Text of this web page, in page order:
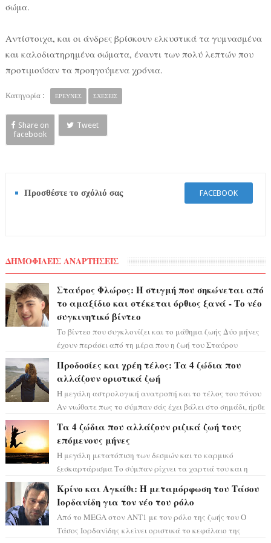
σώμα.
Αντίστοιχα, και οι άνδρες βρίσκουν ελκυστικά τα γυμνασμένα
και καλοδιατηρημένα σώματα, έναντι των πολύ λεπτών που
προτιμούσαν τα προηγούμενα χρόνια.
Κατηγορία : ΕΡΕΥΝΕΣ ΣΧΕΣΕΙΣ
Share on
facebook
Tweet
Προσθέστε το σχόλιό σας FACEBOOK
ΔΗΜΟΦΙΛΕΙΣ ΑΝΑΡΤΗΣΕΙΣ
Σταύρος Φλώρος: Η στιγμή που σηκώνεται από
το αμαξίδιο και στέκεται όρθιος ξανά - Το νέο
συγκινητικό βίντεο
Το βίντεο που συγκλονίζει και το μάθημα ζωής Δύο μήνες
έχουν περάσει από τη μέρα που η ζωή του Σταύρου
Προδοσίες και χρέη τέλος: Τα 4 ζώδια που
αλλάζουν οριστικά ζωή
Η μεγάλη αστρολογική ανατροπή και το τέλος του πόνου
Αν νιώθατε πως το σύμπαν σάς έχει βάλει στο σημάδι, ήρθε
Τα 4 ζώδια που αλλάζουν ριζικά ζωή τους
επόμενους μήνες
Η μεγάλη μετατόπιση των δεσμών και το καρμικό
ξεσκαρτάρισμα Το σύμπαν ρίχνει τα χαρτιά του και η
Κρίνο και Αγκάθι: Η μεταμόρφωση του Τάσου
Ιορδανίδη για τον νέο του ρόλο
Από το MEGA στον ΑΝΤ1 με τον ρόλο της ζωής του Ο
Τάσος Ιορδανίδης κλείνει οριστικά το κεφάλαιο της